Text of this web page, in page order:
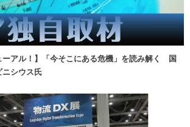
ーアル！】「今そこにある危機」を読み解く 国
ニシウス氏